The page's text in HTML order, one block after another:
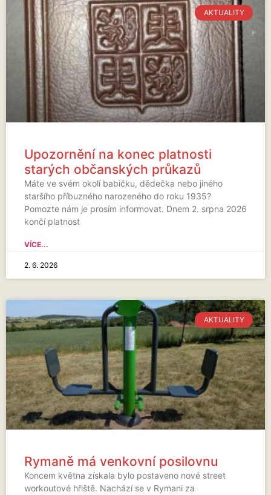
AKTUALITY
Upozornění na konec platnosti
starých občanských průkazů
Máte ve svém okolí babičku, dědečka nebo jiného
staršího příbuzného narozeného do roku 1935?
Pomozte nám je prosím informovat. Dnem 2. srpna 2026
končí platnost
VÍCE...
2. 6. 2026
AKTUALITY
Rymaně má venkovní posilovnu
Koncem května získala bylo postaveno nové street
workoutové hřiště. Nachází se v Rymani za